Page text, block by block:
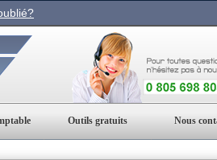
Outils gratuits Nous